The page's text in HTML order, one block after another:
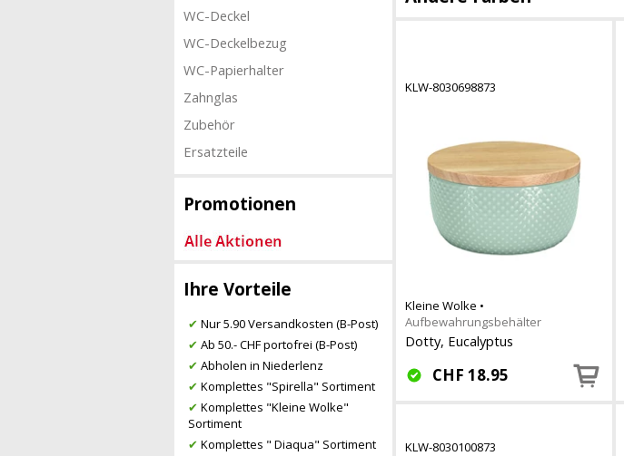
WC-Deckel
WC-Deckelbezug
WC-Papierhalter
Zahnglas
Zubehör
Ersatzteile
Promotionen
Ihre Vorteile
✔ Nur 5.90 Versandkosten (B-Post)
✔ Ab 50.- CHF portofrei (B-Post)
✔ Abholen in Niederlenz
✔ Komplettes "Spirella" Sortiment
✔ Komplettes "Kleine Wolke"
Sortiment
✔ Komplettes " Diaqua" Sortiment
KLW-8030698873
Kleine Wolke •
Aufbewahrungsbehälter
Dotty, Eucalyptus
CHF 18.95
KLW-8030100873